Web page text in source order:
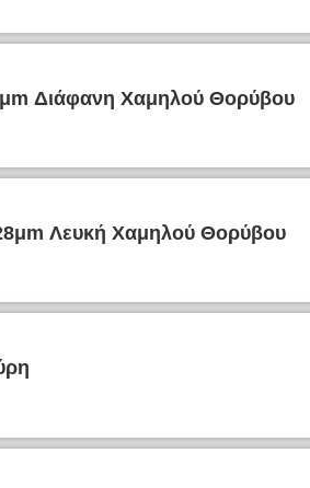
Διάφανη Χαμηλού Θορύβου
Λευκή Χαμηλού Θορύβου